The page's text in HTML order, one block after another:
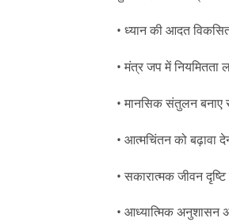
• ध्यान की आदत
• मंत्र जप में नियमितता
• मानसिक संतुलन बनाए
• आत्मचिंतन को बढ़ावा
• सकारात्मक जीवन
• आध्यात्मिक अनुशासन